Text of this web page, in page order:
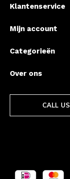
Klantenservice
Mijn account
Categorieën
Over ons
CALL US